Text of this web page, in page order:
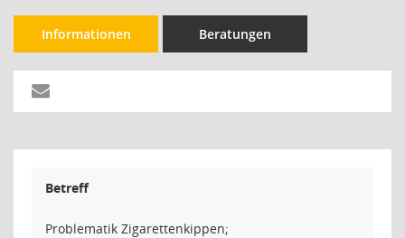
Informationen Beratungen
Betreff
Problematik Zigarettenkippen;